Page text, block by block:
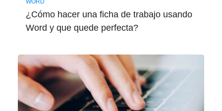
WORD
¿Cómo hacer una ficha de trabajo usando
Word y que quede perfecta?